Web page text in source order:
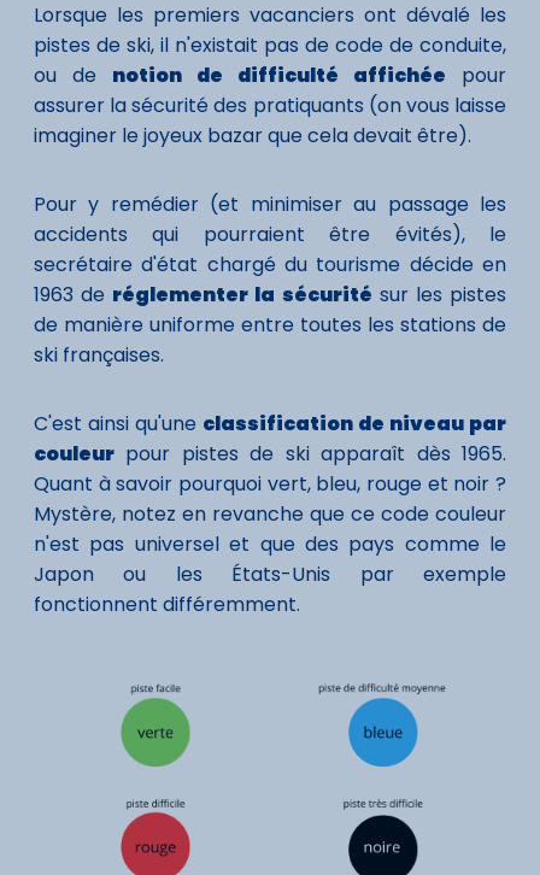
Lorsque les premiers vacanciers ont dévalé les
pistes de ski, il n'existait pas de code de conduite,
ou de notion de difficulté affichée pour
assurer la sécurité des pratiquants (on vous laisse
imaginer le joyeux bazar que cela devait être).
Pour y remédier (et minimiser au passage les
accidents qui pourraient être évités), le
secrétaire d'état chargé du tourisme décide en
1963 de réglementer la sécurité sur les pistes
de manière uniforme entre toutes les stations de
ski françaises.
C'est ainsi qu'une classification de niveau par
couleur pour pistes de ski apparaît dès 1965.
Quant à savoir pourquoi vert, bleu, rouge et noir ?
Mystère, notez en revanche que ce code couleur
n'est pas universel et que des pays comme le
Japon ou les États-Unis par exemple
fonctionnent différemment.